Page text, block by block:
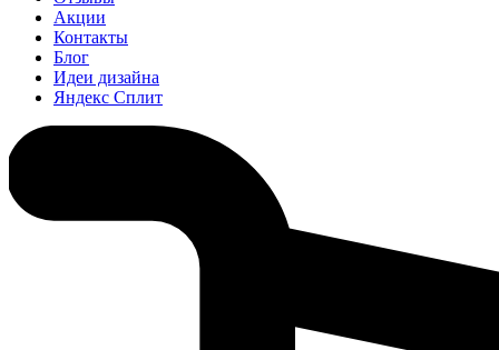
Акции
Контакты
Блог
Идеи дизайна
Яндекс Сплит